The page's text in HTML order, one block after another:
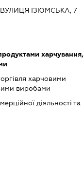
ВУЛИЦЯ ІЗЮМСЬКА, 7
харчування,
харчовими
виробами
діяльності та